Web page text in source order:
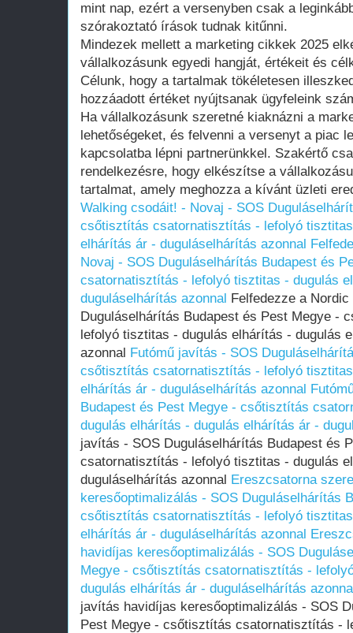
mint nap, ezért a versenyben csak a
szórakoztató írások tudnak kitűnni.
Mindezek mellett a marketing cikkek 2025
vállalkozásunk egyedi hangját, értékeit és
Célunk, hogy a tartalmak tökéletesen
hozzáadott értéket nyújtsanak ügyfeleink
Ha vállalkozásunk szeretné kiaknázni a
lehetőségeket, és felvenni a versenyt a piac
kapcsolatba lépni partnerünkkel. Szakértő
rendelkezésre, hogy elkészítse a
tartalmat, amely meghozza a kívánt üzleti
Walking csodáit! - Novaj - SOS
csőtisztítás csatornatisztítás - lefolyó
elhárítás ár - duguláselhárítás azonnal
Novaj - SOS Duguláselhárítás Budapest és
csatornatisztítás - lefolyó tisztitas - dugulás
duguláselhárítás azonnal Felfedezze a
Duguláselhárítás Budapest és Pest Megye -
lefolyó tisztitas - dugulás elhárítás - dugulás
azonnal Futómű javítás - SOS
csőtisztítás csatornatisztítás - lefolyó
elhárítás ár - duguláselhárítás azonnal
Budapest és Pest Megye - csőtisztítás
dugulás elhárítás - dugulás elhárítás ár -
javítás - SOS Duguláselhárítás Budapest és
csatornatisztítás - lefolyó tisztitas - dugulás
duguláselhárítás azonnal Ereszcsatorna
keresőoptimalizálás - SOS Duguláselhárítás
csőtisztítás csatornatisztítás - lefolyó
elhárítás ár - duguláselhárítás azonnal
havidíjas keresőoptimalizálás - SOS
Megye - csőtisztítás csatornatisztítás -
dugulás elhárítás ár - duguláselhárítás
javítás havidíjas keresőoptimalizálás - SOS
Pest Megye - csőtisztítás csatornatisztítás -